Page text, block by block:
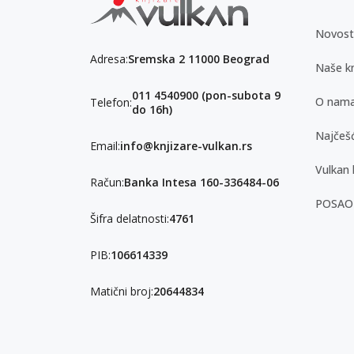
Adresa:Sremska 2 11000 Beograd
Telefon:011 4540900 (pon-subota 9
do 16h)
Email:info@knjizare-vulkan.rs
Račun:Banka Intesa 160-336484-06
Šifra delatnosti:4761
PIB:106614339
Matični broj:20644834
Naše
O
Vulkan
POSAO